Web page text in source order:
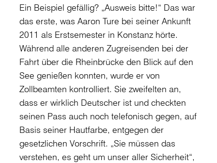
Ein Beispiel gefällig? „Ausweis bitte!“ Das war
das erste, was Aaron Ture bei seiner Ankunft
2011 als Erstsemester in Konstanz hörte.
Während alle anderen Zugreisenden bei der
Fahrt über die Rheinbrücke den Blick auf den
See genießen konnten, wurde er von
Zollbeamten kontrolliert. Sie zweifelten an,
dass er wirklich Deutscher ist und checkten
seinen Pass auch noch telefonisch gegen, auf
Basis seiner Hautfarbe, entgegen der
gesetzlichen Vorschrift. „Sie müssen das
verstehen, es geht um unser aller Sicherheit“,